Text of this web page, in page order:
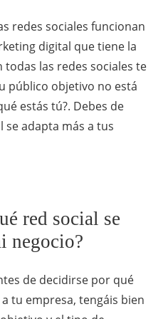
redes sociales funcionan
digital que tiene la
las redes sociales te
público objetivo no está
estás tú?. Debes de
adapta más a tus
red social se
negocio?
de decidirse por qué
tu empresa, tengáis bien